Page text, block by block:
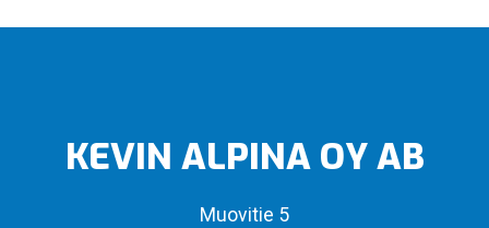
KEVIN ALPINA OY AB
Muovitie 5